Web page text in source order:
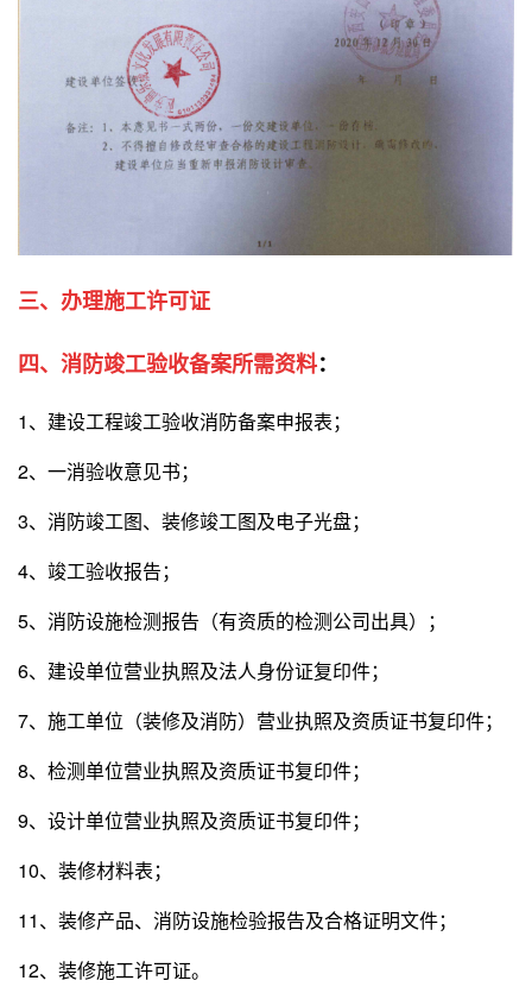
三、办理施工许可证
四、消防竣工验收备案所需资料：
1、 建设工程竣工验收消防备案申报表；
2、一消验收意见书；
3、消防竣工图、装修竣工图及电子光盘；
4、竣工验收报告；
5、消防设施检测报告（有资质的检测公司出具）
；
6、建设单位营业执照及法人身份证复印件；
7、施工单位（装修及消防）营业执照及资质证书复印件；
8、检测单位营业执照及资质证书复印件；
9、设计单位营业执照及资质证书复印件；
10、装修材料表；
11、装修产品、消防设施检验报告及合格证明文件；
12、装修施工许可证。